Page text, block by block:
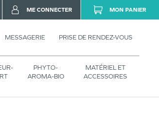
MESSAGERIE PRISE DE RENDEZ-VOUS
PHYTO-
AROMA-BIO
MATÉRIEL ET
ACCESSOIRES
ME CONNECTER MON PANIER